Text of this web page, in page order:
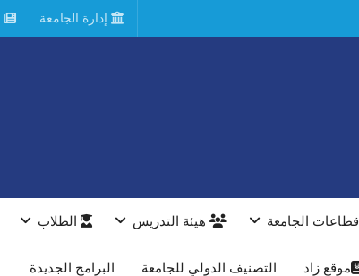
إدارة الجامعة
قطاعات الجامعة هيئة التدريس الطلاب
موقع زاد التصنيف الدولي للجامعة البرامج الجديدة